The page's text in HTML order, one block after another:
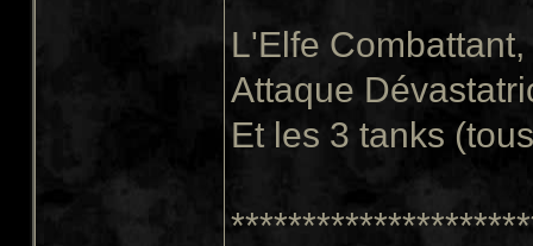
L'Elfe
Attaque
Et les 3 tanks